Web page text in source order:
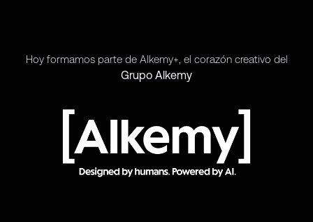
Hoy formamos parte de Alkemy+, el corazón creativo del
Grupo Alkemy